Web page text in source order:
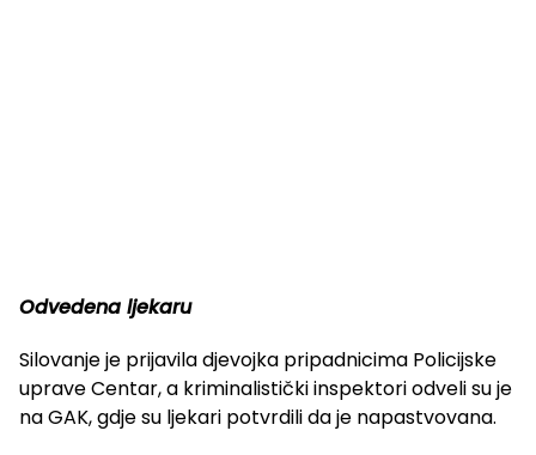
Odvedena ljekaru
Silovanje je prijavila djevojka pripadnicima Policijske
uprave Centar, a kriminalistički inspektori odveli su je
na GAK, gdje su ljekari potvrdili da je napastvovana.